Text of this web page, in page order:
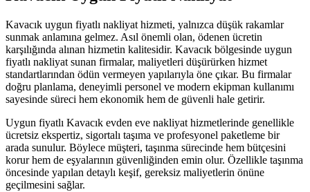
Kavacık uygun fiyatlı nakliyat hizmeti, yalnızca düşük rakamlar
sunmak anlamına gelmez. Asıl önemli olan, ödenen ücretin
karşılığında alınan hizmetin kalitesidir. Kavacık bölgesinde uygun
fiyatlı nakliyat sunan firmalar, maliyetleri düşürürken hizmet
standartlarından ödün vermeyen yapılarıyla öne çıkar. Bu firmalar
doğru planlama, deneyimli personel ve modern ekipman kullanımı
sayesinde süreci hem ekonomik hem de güvenli hale getirir.
Uygun fiyatlı Kavacık evden eve nakliyat hizmetlerinde genellikle
ücretsiz ekspertiz, sigortalı taşıma ve profesyonel paketleme bir
arada sunulur. Böylece müşteri, taşınma sürecinde hem bütçesini
korur hem de eşyalarının güvenliğinden emin olur. Özellikle taşınma
öncesinde yapılan detaylı keşif, gereksiz maliyetlerin önüne
geçilmesini sağlar.